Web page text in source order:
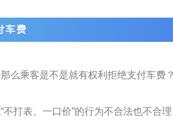
车费
么乘客是不是就有权利拒绝支付车费？
不打表、一口价”的行为不合法也不合